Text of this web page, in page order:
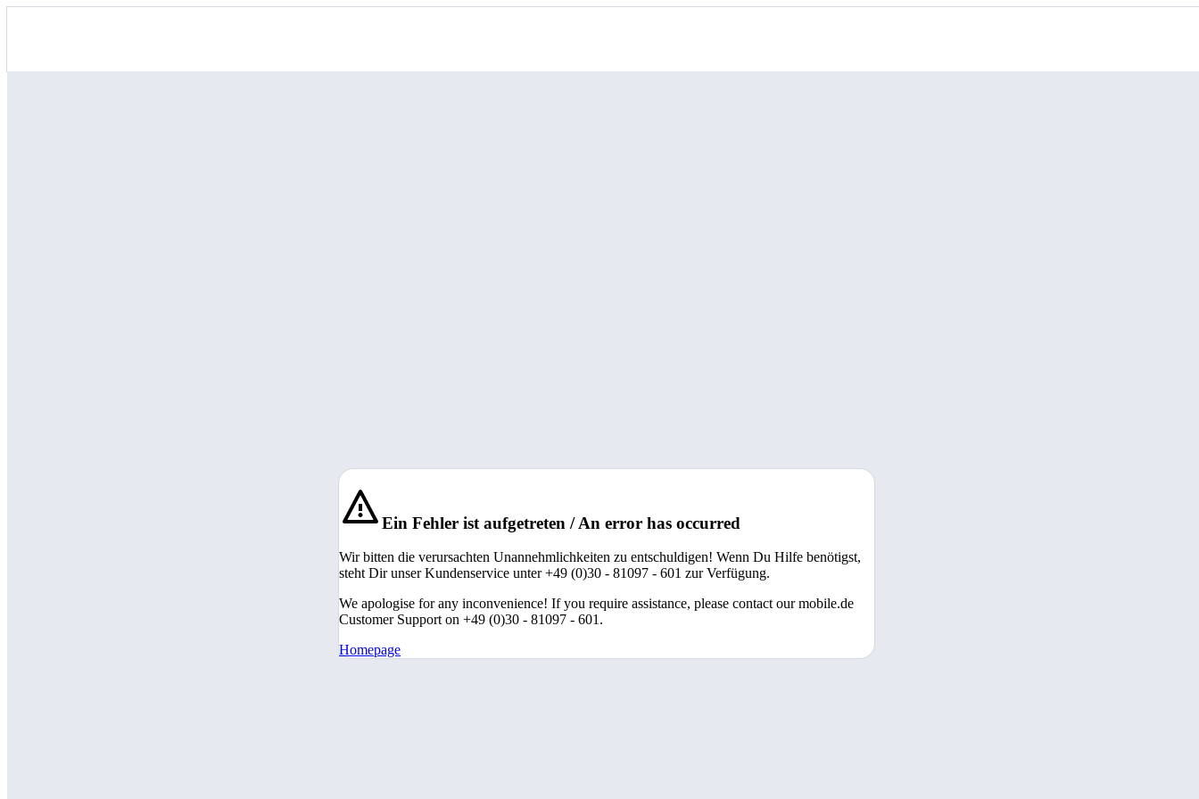
Ein Fehler ist aufgetreten / An error has occurred
Wir bitten die verursachten Unannehmlichkeiten zu entschuldigen! Wenn Du Hilfe benötigst,
steht Dir unser Kundenservice unter +49 (0)30 - 81097 - 601 zur Verfügung.
We apologise for any inconvenience! If you require assistance, please contact our mobile.de
Customer Support on +49 (0)30 - 81097 - 601.
Homepage